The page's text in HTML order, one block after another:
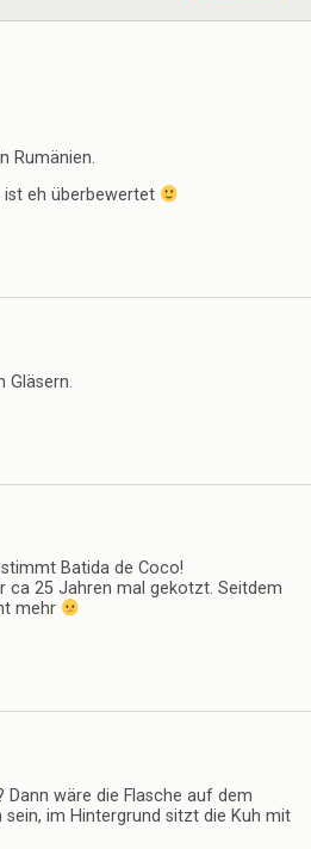
Rumänien.
eh überbewertet
Gläsern.
Batida de Coco!
ca 25 Jahren mal gekotzt. Seitdem
mehr
Dann wäre die Flasche auf dem
sein, im Hintergrund sitzt die Kuh mit